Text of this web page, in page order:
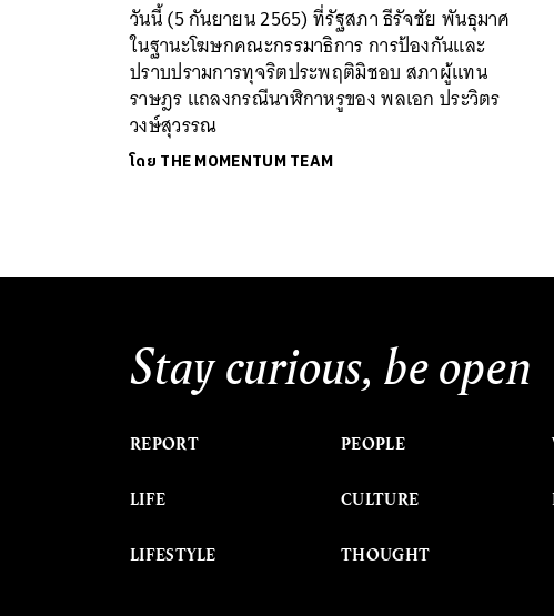
วันนี้ (5 กันยายน 2565) ที่รัฐสภา ธีรัจชัย พันธุมาศ
ในฐานะโฆษกคณะกรรมาธิการ การป้องกันและ
ปราบปรามการทุจริตประพฤติมิชอบ สภาผู้แทน
ราษฎร แถลงกรณีนาฬิกาหรูของ พลเอก ประวิตร
วงษ์สุวรรณ
โดย THE MOMENTUM TEAM
Stay curious, be open
REPORT
LIFE
LIFESTYLE
PEOPLE
CULTURE
THOUGHT